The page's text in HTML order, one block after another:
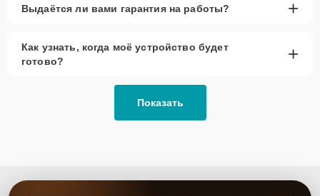
Выдаётся ли вами гарантия на работы? +
Как узнать, когда моё устройство будет
готово?
+
Показать